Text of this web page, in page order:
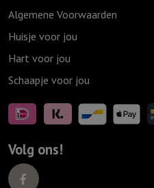
Algemene Voorwaarden
Huisje voor jou
Hart voor jou
Schaapje voor jou
Volg ons!